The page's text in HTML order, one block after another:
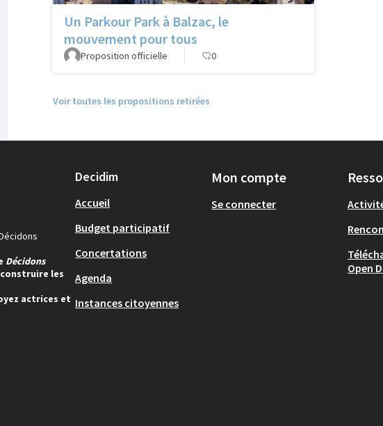
Un Parkour Park à Balzac, le
mouvement pour tous
Proposition officielle 0
Voir toutes les propositions retirées
Décidons
les
actrices et
Decidim
Accueil
Budget participatif
Concertations
Agenda
Instances citoyennes
Mon compte
Se connecter
Open